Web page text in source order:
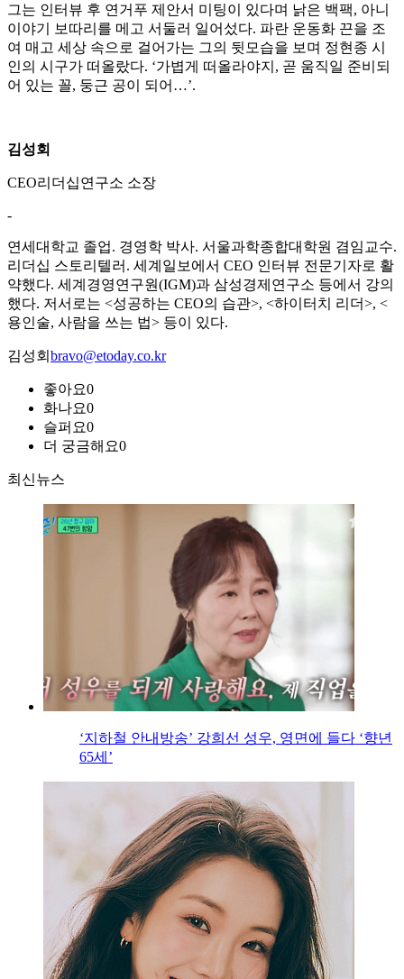
그는 인터뷰 후 연거푸 제안서 미팅이 있다며 낡은 백팩, 아니
이야기 보따리를 메고 서둘러 일어섰다. 파란 운동화 끈을 조
여 매고 세상 속으로 걸어가는 그의 뒷모습을 보며 정현종 시
인의 시구가 떠올랐다. ‘가볍게 떠올라야지, 곧 움직일 준비되
어 있는 꼴, 둥근 공이 되어…’.
김성회
CEO리더십연구소 소장
-
연세대학교 졸업. 경영학 박사. 서울과학종합대학원 겸임교수.
리더십 스토리텔러. 세계일보에서 CEO 인터뷰 전문기자로 활
약했다. 세계경영연구원(IGM)과 삼성경제연구소 등에서 강의
했다. 저서로는 <성공하는 CEO의 습관>, <하이터치 리더>, <
용인술, 사람을 쓰는 법> 등이 있다.
김성회 bravo@etoday.co.kr
좋아요0
화나요0
슬퍼요0
더 궁금해요0
최신뉴스
‘지하철 안내방송’ 강희선 성우, 영면에 들다 ‘향년
65세’